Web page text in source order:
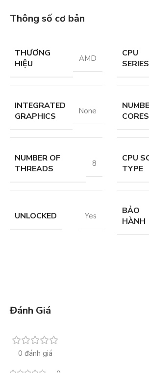
Thông số cơ bản
THƯƠNG
HIỆU
AMD
CPU
SERIES
INTEGRATED
GRAPHICS
None
CORES
NUMBER OF
THREADS
8
CPU
TYPE
UNLOCKED Yes
BẢO
HÀNH
Đánh Giá
0 đánh giá